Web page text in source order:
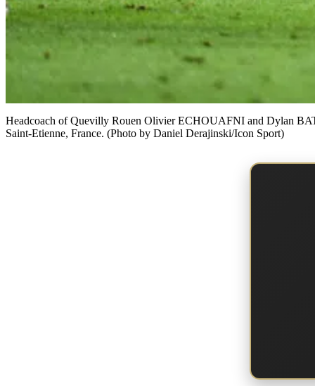
Headcoach of Quevilly Rouen Olivier ECHOUAFNI and Dylan
Saint-Etienne, France. (Photo by Daniel Derajinski/Icon Sport)